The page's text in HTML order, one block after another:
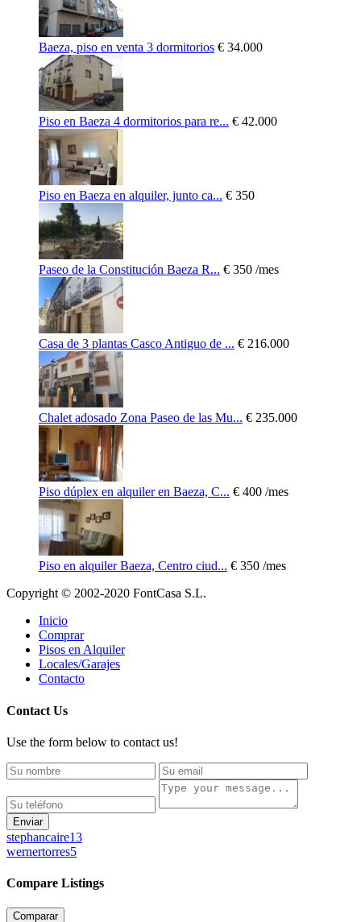
Baeza, piso en venta 3 dormitorios € 34.000
Piso en Baeza 4 dormitorios para re... € 42.000
Piso en Baeza en alquiler, junto ca... € 350
Paseo de la Constitución Baeza R... € 350 /mes
Casa de 3 plantas Casco Antiguo de ... € 216.000
Chalet adosado Zona Paseo de las Mu... € 235.000
Piso dúplex en alquiler en Baeza, C... € 400 /mes
Piso en alquiler Baeza, Centro ciud... € 350 /mes
Copyright © 2002-2020 FontCasa S.L.
Inicio
Comprar
Pisos en Alquiler
Locales/Garajes
Contacto
Contact Us
Use the form below to contact us!
Enviar
stephancaire13
wernertorres5
Compare Listings
Comparar